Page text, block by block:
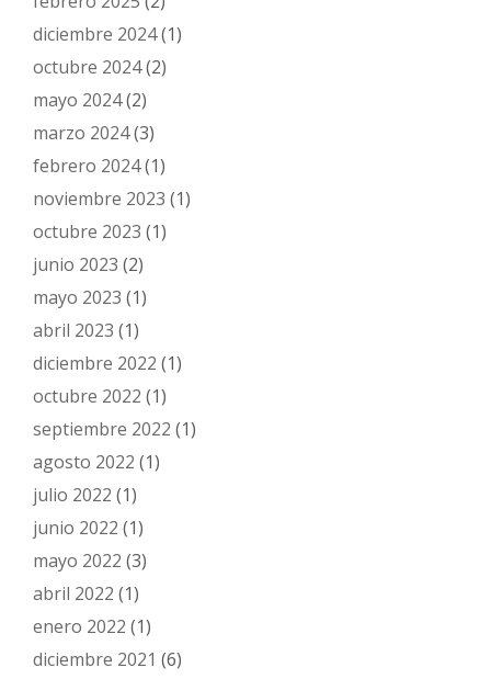
diciembre 2024(1)
octubre 2024(2)
mayo 2024(2)
marzo 2024(3)
febrero 2024(1)
noviembre 2023 (1)
octubre 2023 (1)
junio 2023 (2)
mayo 2023 (1)
abril 2023 (1)
diciembre 2022 (1)
octubre 2022 (1)
septiembre 2022 (1)
agosto 2022 (1)
julio 2022 (1)
junio 2022 (1)
mayo 2022 (3)
abril 2022 (1)
enero 2022 (1)
diciembre 2021 (6)